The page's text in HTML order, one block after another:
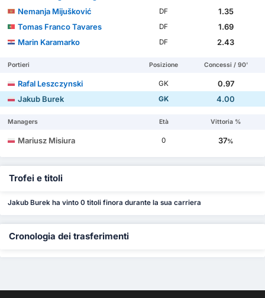
Nemanja Mijušković
DF
1.35
Tomas Franco Tavares
DF
1.69
Marin Karamarko
DF 2.43
Portieri Posizione Concessi / 90'
Rafal Leszczynski GK
0.97
Jakub Burek
GK 4.00
Managers Età Vittoria %
Mariusz Misiura 0 37%
Trofei e titoli
Jakub Burek ha vinto 0 titoli finora durante la sua carriera
Cronologia dei trasferimenti